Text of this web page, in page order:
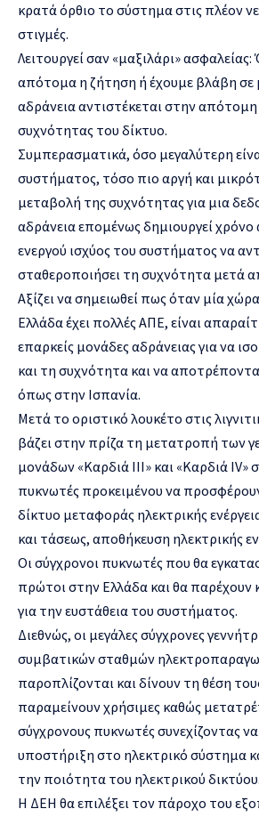
κρατά όρθιο το σύστημα στις πλέον
στιγμές.
Λειτουργεί σαν «μαξιλάρι» ασφαλείας:
απότομα η ζήτηση ή έχουμε βλάβη σε
αδράνεια αντιστέκεται στην
συχνότητας του δίκτυο.
Συμπερασματικά, όσο μεγαλύτερη
συστήματος, τόσο πιο αργή και
μεταβολή της συχνότητας για μια
αδράνεια επομένως δημιουργεί
ενεργού ισχύος του συστήματος να
σταθεροποιήσει τη συχνότητα μετά
Αξίζει να σημειωθεί πως όταν μία
Ελλάδα έχει πολλές ΑΠΕ, είναι
επαρκείς μονάδες αδράνειας για να
και τη συχνότητα και να
όπως στην Ισπανία.
Μετά το οριστικό λουκέτο στις
βάζει στην πρίζα τη μετατροπή των
μονάδων «Καρδιά ΙΙΙ» και «Καρδιά IV»
πυκνωτές προκειμένου να
δίκτυο μεταφοράς ηλεκτρικής
και τάσεως, αποθήκευση ηλεκτρικής
Οι σύγχρονοι πυκνωτές που θα
πρώτοι στην Ελλάδα και θα παρέχουν
για την ευστάθεια του συστήματος.
Διεθνώς, οι μεγάλες σύγχρονες
συμβατικών σταθμών
παροπλίζονται και δίνουν τη θέση
παραμείνουν χρήσιμες καθώς
σύγχρονους πυκνωτές συνεχίζοντας
υποστήριξη στο ηλεκτρικό σύστημα
την ποιότητα του ηλεκτρικού δικτύου.
H ΔΕΗ θα επιλέξει τον πάροχο του